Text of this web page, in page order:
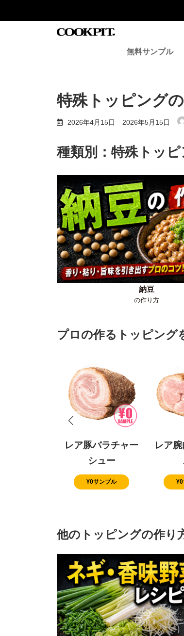
無料サンプル
特殊トッピング
2026年4月15日
最
終
新
日
2026年5月15日
種類別 ：特殊トッ
納豆
の作り方
プロの作るトッピング
レア豚バラチャー
シュー
¥0サンプル
レア
¥0
他のトッピングの作り